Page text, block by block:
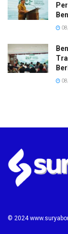
© 2024